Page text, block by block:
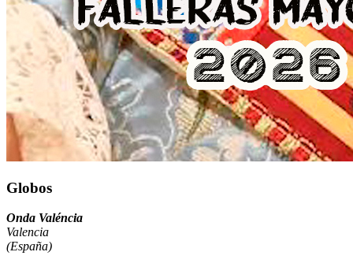
Globos
Onda Valéncia
Valencia
(España)